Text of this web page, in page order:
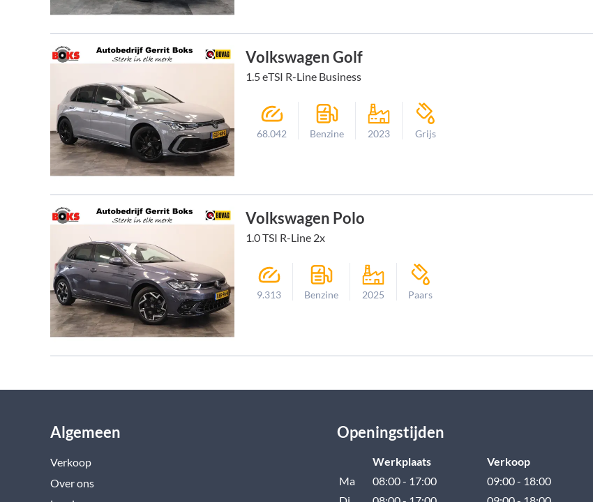
Volkswagen Golf
1.5 eTSI R-Line Business
68.042 Benzine 2023 Grijs
Volkswagen Polo
1.0 TSI R-Line 2x
9.313 Benzine 2025 Paars
Algemeen
Verkoop
Over ons
Openingstijden
Werkplaats
Verkoop
Ma
08:00 - 17:00
09:00 - 18:00